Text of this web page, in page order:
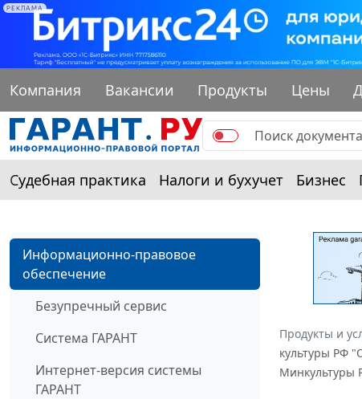
РЕКЛАМА
Компания Вакансии Продукты Цены
Судебная практика Налоги и бухучет Бизнес
Информационно-правовое
обеспечение
Безупречный сервис
Система ГАРАНТ
Интернет-версия системы
ГАРАНТ
Продукты и
культуры РФ
Минкультуры